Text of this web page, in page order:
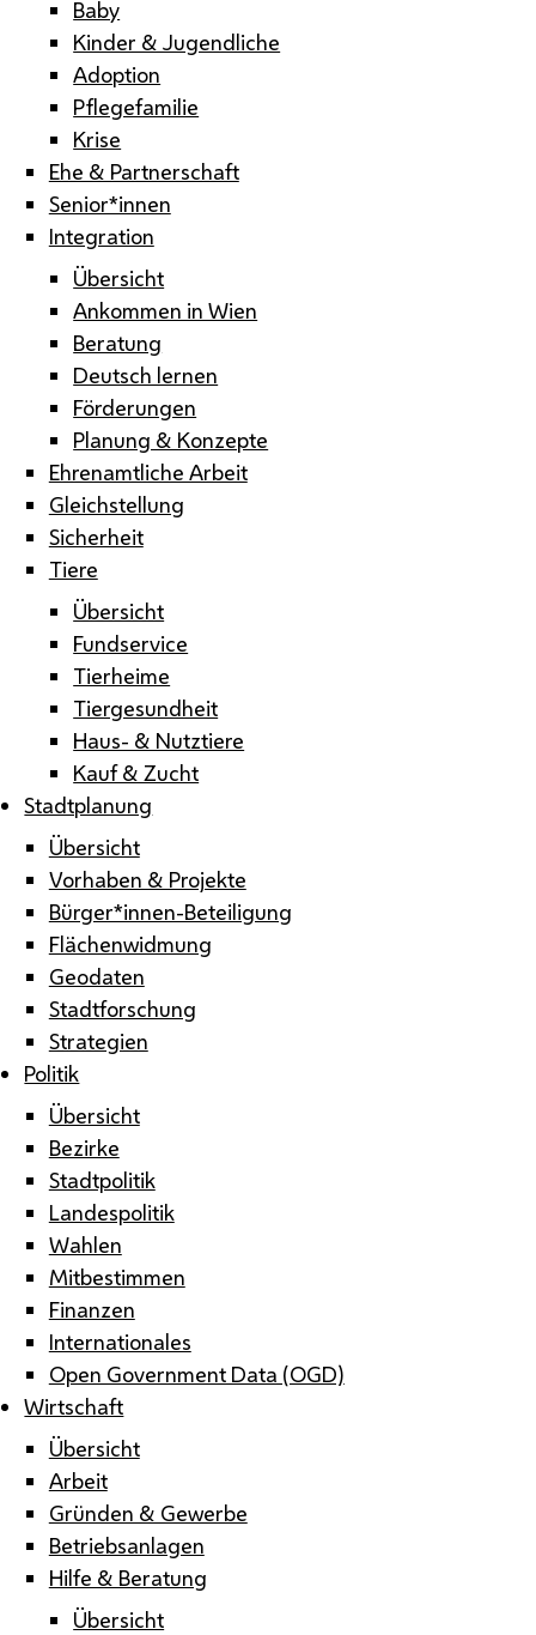
Baby
Kinder & Jugendliche
Adoption
Pflegefamilie
Krise
Ehe & Partnerschaft
Senior*innen
Integration
Übersicht
Ankommen in Wien
Beratung
Deutsch lernen
Förderungen
Planung & Konzepte
Ehrenamtliche Arbeit
Gleichstellung
Sicherheit
Tiere
Übersicht
Fundservice
Tierheime
Tiergesundheit
Haus- & Nutztiere
Kauf & Zucht
Stadtplanung
Übersicht
Vorhaben & Projekte
Bürger*innen-Beteiligung
Flächenwidmung
Geodaten
Stadtforschung
Strategien
Politik
Übersicht
Bezirke
Stadtpolitik
Landespolitik
Wahlen
Mitbestimmen
Finanzen
Internationales
Open Government Data (OGD)
Wirtschaft
Übersicht
Arbeit
Gründen & Gewerbe
Betriebsanlagen
Hilfe & Beratung
Übersicht